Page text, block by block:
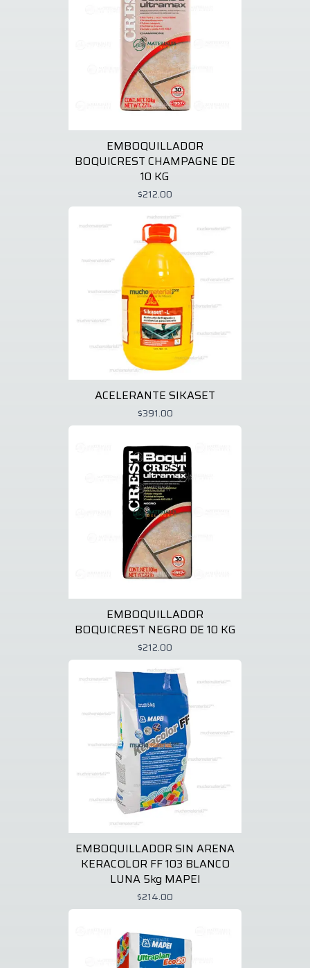
EMBOQUILLADOR
BOQUICREST CHAMPAGNE DE
10 KG
$212.00
ACELERANTE SIKASET
$391.00
EMBOQUILLADOR
BOQUICREST NEGRO DE 10 KG
$212.00
EMBOQUILLADOR SIN ARENA
KERACOLOR FF 103 BLANCO
LUNA 5kg MAPEI
$214.00